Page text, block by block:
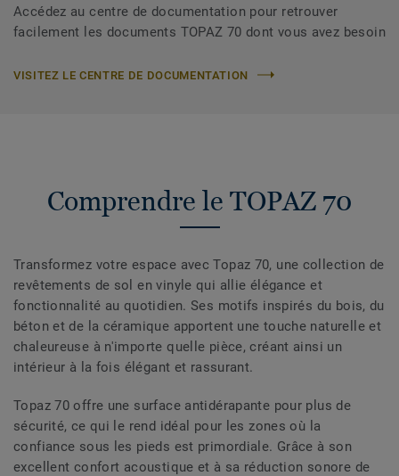
Accédez au centre de documentation pour retrouver
facilement les documents TOPAZ 70 dont vous avez besoin
VISITEZ LE CENTRE DE DOCUMENTATION
Comprendre le TOPAZ 70
Transformez votre espace avec Topaz 70, une collection de
revêtements de sol en vinyle qui allie élégance et
fonctionnalité au quotidien. Ses motifs inspirés du bois, du
béton et de la céramique apportent une touche naturelle et
chaleureuse à n'importe quelle pièce, créant ainsi un
intérieur à la fois élégant et rassurant.
Topaz 70 offre une surface antidérapante pour plus de
sécurité, ce qui le rend idéal pour les zones où la
confiance sous les pieds est primordiale. Grâce à son
excellent confort acoustique et à sa réduction sonore de